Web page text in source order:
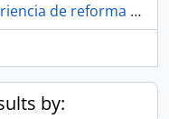
Riotinto, una modesta experiencia de reforma educativa. 1973. Cuenca minera de Riotinto (Huelva, España)
by: